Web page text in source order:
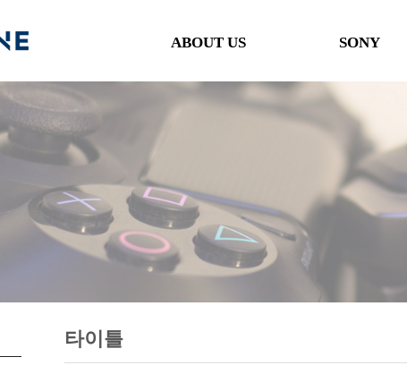
ABOUT US
행사일정
제휴 및 협력제안
SONY
타이틀
악세사리
타이틀